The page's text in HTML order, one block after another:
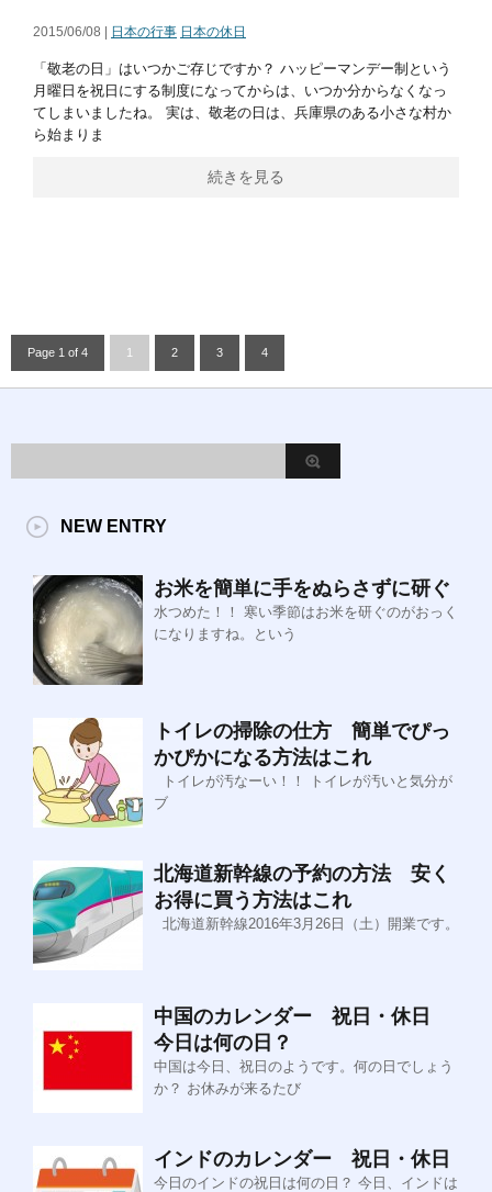
2015/06/08 | 日本の行事 日本の休日
「敬老の日」はいつかご存じですか？ ハッピーマンデー制という
月曜日を祝日にする制度になってからは、いつか分からなくなっ
てしまいましたね。 実は、敬老の日は、兵庫県のある小さな村か
ら始まりま
続きを見る
Page 1 of 4 1 2 3 4
NEW ENTRY
お米を簡単に手をぬらさずに研ぐ
水つめた！！ 寒い季節はお米を研ぐのがおっく
になりますね。という
トイレの掃除の仕方 簡単でぴっ
かぴかになる方法はこれ
トイレが汚なーい！！ トイレが汚いと気分が
ブ
北海道新幹線の予約の方法 安く
お得に買う方法はこれ
北海道新幹線2016年3月26日（土）開業です。
中国のカレンダー 祝日・休日
今日は何の日？
中国は今日、祝日のようです。何の日でしょう
か？ お休みが来るたび
インドのカレンダー 祝日・休日
今日のインドの祝日は何の日？ 今日、インドは